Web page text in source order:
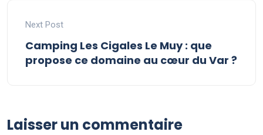
Next Post
Camping Les Cigales Le Muy : que
propose ce domaine au cœur du Var ?
Laisser un commentaire